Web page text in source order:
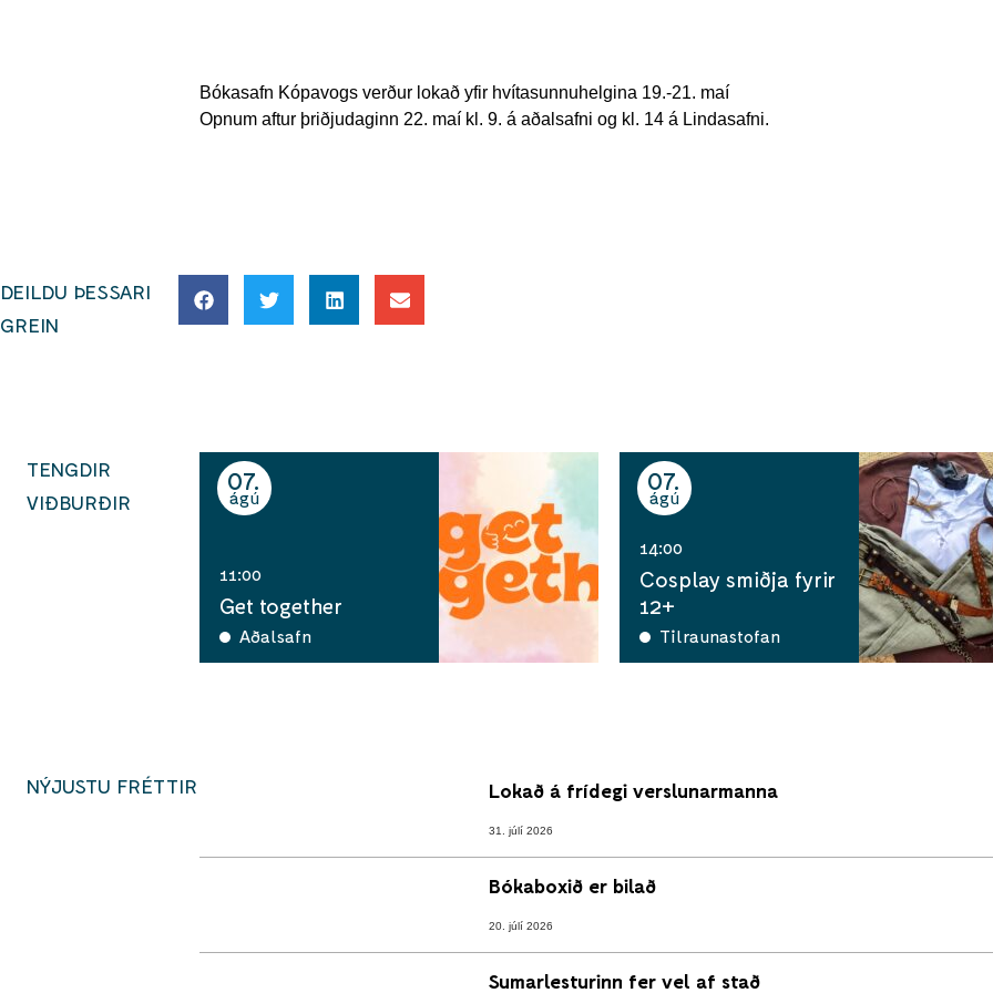
Bókasafn Kópavogs verður lokað yfir hvítasunnuhelgina 19.-21. maí
Opnum aftur þriðjudaginn 22. maí kl. 9. á aðalsafni og kl. 14 á Lindasafni.
DEILDU ÞESSARI
GREIN
TENGDIR
VIÐBURÐIR
07
ágú
11:00
Get together
Aðalsafn
07
ágú
14:00
Cosplay smiðja fyrir
12+
Tilraunastofan
NÝJUSTU FRÉTTIR Lokað á frídegi verslunarmanna
31. júlí 2026
Bókaboxið er bilað
20. júlí 2026
Sumarlesturinn fer vel af stað